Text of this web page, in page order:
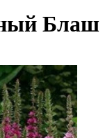
Блаш